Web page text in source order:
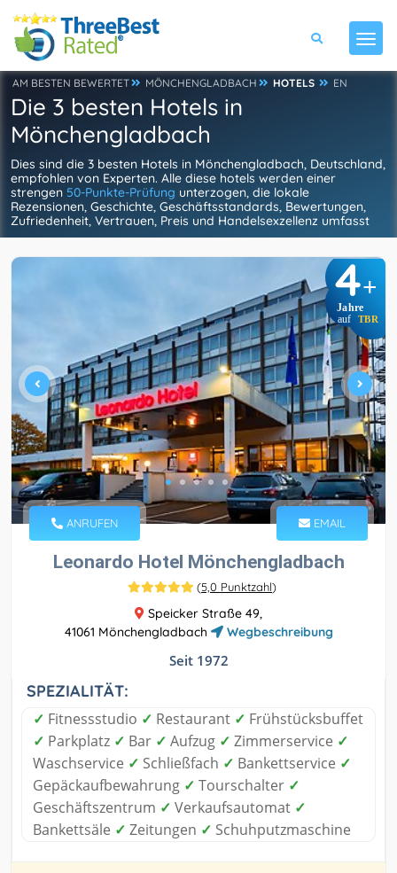
AM BESTEN BEWERTET MÖNCHENGLADBACH HOTELS EN
Die 3 besten Hotels in
Mönchengladbach
Dies sind die 3 besten Hotels in Mönchengladbach, Deutschland,
empfohlen von Experten. Alle diese hotels werden einer
strengen 50-Punkte-Prüfung unterzogen, die lokale
Rezensionen, Geschichte, Geschäftsstandards, Bewertungen,
Zufriedenheit, Vertrauen, Preis und Handelsexzellenz umfasst
4+
Jahre
auf TBR
ANRUFEN EMAIL
Leonardo Hotel Mönchengladbach
(5,0 Punktzahl)
Speicker Straße 49,
41061 Mönchengladbach
Wegbeschreibung
Seit 1972
SPEZIALITÄT:
✓ Fitnessstudio ✓ Restaurant ✓ Frühstücksbuffet
✓ Parkplatz ✓ Bar ✓ Aufzug ✓ Zimmerservice ✓
Waschservice ✓ Schließfach ✓ Bankettservice ✓
Gepäckaufbewahrung ✓ Tourschalter ✓
Geschäftszentrum ✓ Verkaufsautomat ✓
Bankettsäle ✓ Zeitungen ✓ Schuhputzmaschine